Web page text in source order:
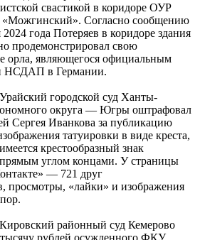
свастикой в коридоре ОУР
Согласно сообщению
года Потеряев в коридоре здания
продемонстрировал свою
орла, являющегося официальным
НСДАП в Германии.
городской суд Ханты-
округа — Югры оштрафовал
Сергея Иванкова за публикацию
татуировки в виде креста,
крестообразный знак
углом концами. У страницы
— 721 друг
просмотры, «лайки» и изображения
районный суд Кемерово
рублей осужденного ФКУ